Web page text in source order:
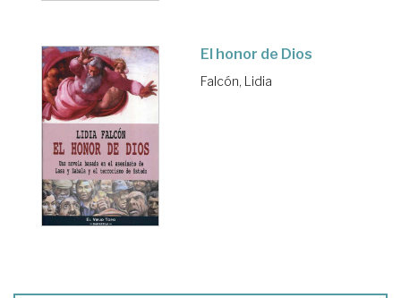
El honor de Dios
Falcón, Lidia